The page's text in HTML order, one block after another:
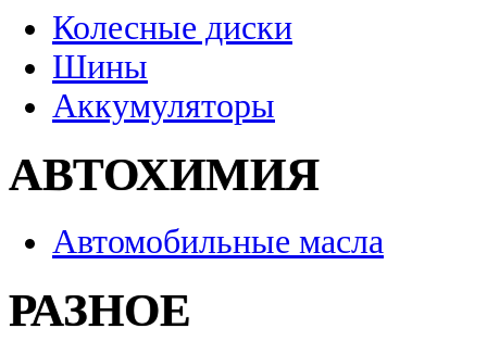
Колесные диски
Шины
Аккумуляторы
АВТОХИМИЯ
Автомобильные масла
РАЗНОЕ